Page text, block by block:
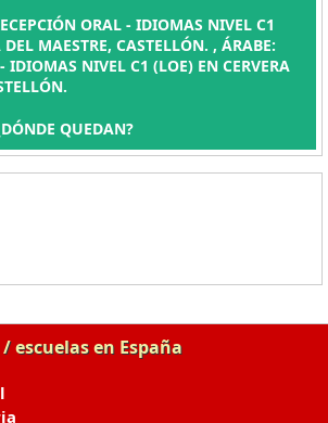
ORAL - IDIOMAS NIVEL C1
MAESTRE, CASTELLÓN. , ÁRABE:
IDIOMAS NIVEL C1 (LOE) EN CERVERA
QUEDAN?
escuelas en España